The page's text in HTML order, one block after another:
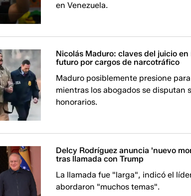
en Venezuela.
Nicolás Maduro: claves del juicio
futuro por cargos de narcotráfico
Maduro posiblemente presione
mientras los abogados se disputan
honorarios.
Delcy Rodríguez anuncia 'nuevo
tras llamada con Trump
La llamada fue "larga", indicó el
abordaron "muchos temas".